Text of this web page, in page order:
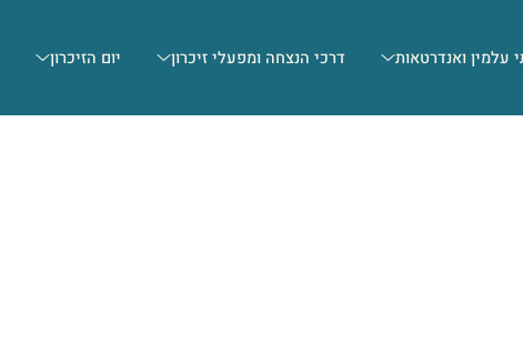
עלמין ואנדרטאות דרכי הנצחה ומפעלי זיכרון יום הזיכרון